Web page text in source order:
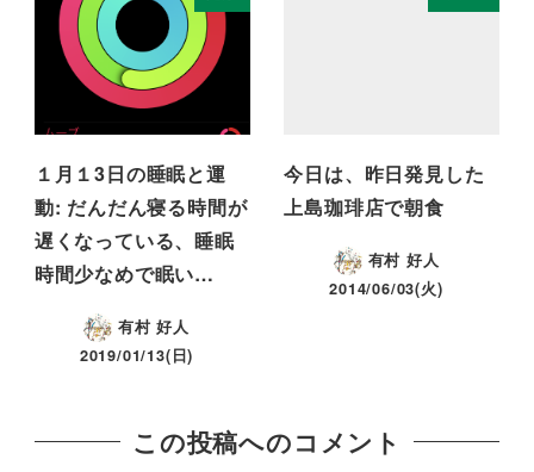
１月１3日の睡眠と運
動: だんだん寝る時間が
遅くなっている、睡眠
時間少なめで眠い…
有村 好人
2019/01/13(日)
今日は、昨日発見した
上島珈琲店で朝食
有村 好人
2014/06/03(火)
この投稿へのコメント